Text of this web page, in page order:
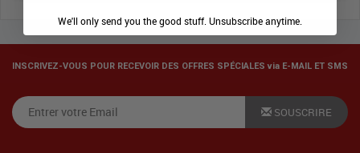
INSCRIVEZ-VOUS POUR RECEVOIR DES OFFRES SPÉCIALES via E-MAIL ET SMS
SOUSCRIRE
We'll only send you the good stuff. Unsubscribe anytime.